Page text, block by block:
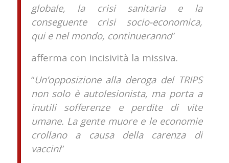
globale, la crisi sanitaria e la
conseguente crisi socio-economica,
qui e nel mondo, continueranno”
afferma con incisività la missiva.
“Un’opposizione alla deroga del TRIPS
non solo è autolesionista, ma porta a
inutili sofferenze e perdite di vite
umane. La gente muore e le economie
crollano a causa della carenza di
vaccini”